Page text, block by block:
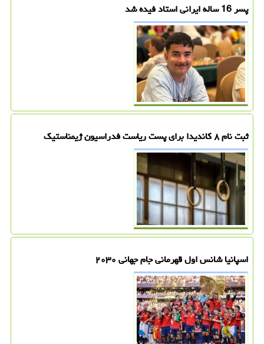
پسر 16 ساله ایرانی استاد فیده شد
ثبت نام ۸ کاندیدا برای پست ریاست فدراسیون ژیمناستیک
اسپانیا شانس اول قهرمانی جام جهانی ۲۰۳۰